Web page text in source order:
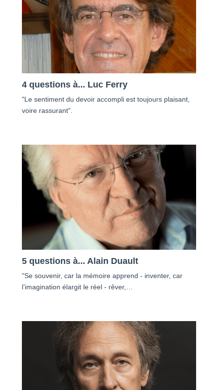
4 questions à... Luc Ferry
"Le sentiment du devoir accompli est toujours plaisant,
voire rassurant".
5 questions à... Alain Duault
"Se souvenir, car la mémoire apprend - inventer, car
l’imagination élargit le réel - rêver,…